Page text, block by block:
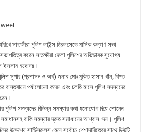
সাতক্ষীরা পুলিশ লাইন্স ড্রিলসেডে মাসিক কল্যাণ সভা
করেন সাতক্ষীরা জেলা পুলিশের অভিভাবক সুযোগ্য
ইসলাম মহোদয়।
সুপার (প্রশাসন ও অর্থ) জনাব মোঃ মুকিত হাসান খাঁন, বিগত
বাস্তবায়ন পর্যালোচনা করেন এবং চলতি মাসে পুলিশ সদস্যদের
পুলিশ সদস্যদের বিভিন্ন সমস্যার কথা মনোযোগ দিয়ে শোনেন
সমাধানসহ বাকি সমস্যার দ্রুত সমাধানের আশ্বাস দেন। পুলিশ
উদ্দেশ্যে সার্ভিসরুলস মেনে সর্বোচ্চ পেশাদারিত্বের সাথে ডিউটি